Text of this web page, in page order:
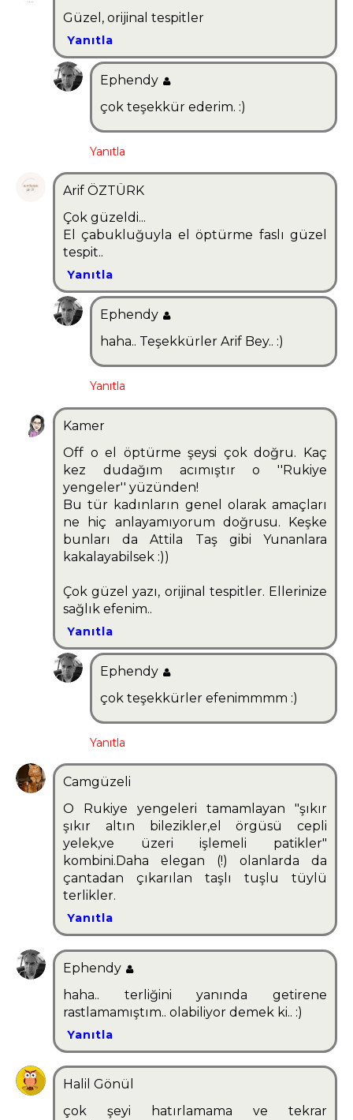
Güzel, orijinal tespitler
Yanıtla
Ephendy
çok teşekkür ederim. :)
Yanıtla
Arif ÖZTÜRK
Çok güzeldi...
El çabukluğuyla el öptürme faslı güzel
tespit..
Yanıtla
Ephendy
haha.. Teşekkürler Arif Bey.. :)
Yanıtla
Kamer
Off o el öptürme şeysi çok doğru. Kaç
kez dudağım acımıştır o ''Rukiye
yengeler'' yüzünden!
Bu tür kadınların genel olarak amaçları
ne hiç anlayamıyorum doğrusu. Keşke
bunları da Attila Taş gibi Yunanlara
kakalayabilsek :))
Çok güzel yazı, orijinal tespitler. Ellerinize
sağlık efenim..
Yanıtla
Ephendy
çok teşekkürler efenimmmm :)
Yanıtla
Camgüzeli
O Rukiye yengeleri tamamlayan "şıkır
şıkır altın bilezikler,el örgüsü cepli
yelek,ve üzeri işlemeli patikler"
kombini.Daha elegan (!) olanlarda da
çantadan çıkarılan taşlı tuşlu tüylü
terlikler.
Yanıtla
Ephendy
haha.. terliğini yanında getirene
rastlamamıştım.. olabiliyor demek ki.. :)
Yanıtla
Halil Gönül
çok şeyi hatırlamama ve tekrar